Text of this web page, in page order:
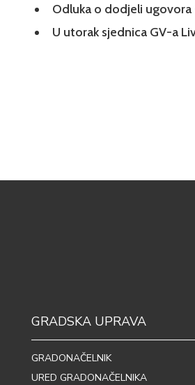
Odluka o dodjeli
U utorak sjednica GV-a
GRADSKA UPRAVA
GRADONAČELNIK
URED GRADONAČELNIKA